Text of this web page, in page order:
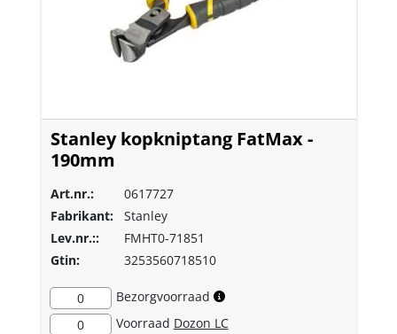
Stanley kopkniptang FatMax -
190mm
Art.nr.:
0617727
Fabrikant:
Stanley
Lev.nr.::
FMHT0-71851
Gtin:
3253560718510
0
Bezorgvoorraad
0
Voorraad Dozon LC